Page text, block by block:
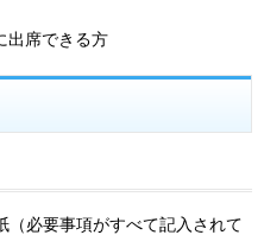
出席できる方
（必要事項がすべて記入されて